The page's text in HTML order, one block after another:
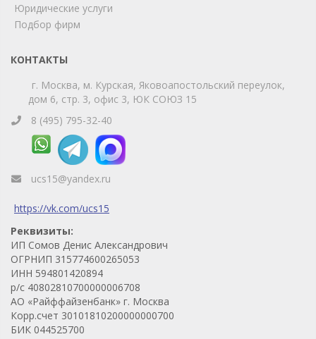
Юридические услуги
Подбор фирм
КОНТАКТЫ
г. Москва, м. Курская, Яковоапостольский переулок,
дом 6, стр. 3, офис 3, ЮК СОЮЗ 15
8 (495) 795-32-40
ucs15@yandex.ru
https://vk.com/ucs15
Реквизиты:
ИП Сомов Денис Александрович
ОГРНИП 315774600265053
ИНН 594801420894
р/с 40802810700000006708
АО «Райффайзенбанк» г. Москва
Корр.счет 30101810200000000700
БИК 044525700
Телефон